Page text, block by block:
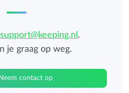
support@keeping.nl .
je graag op weg.
Neem contact op